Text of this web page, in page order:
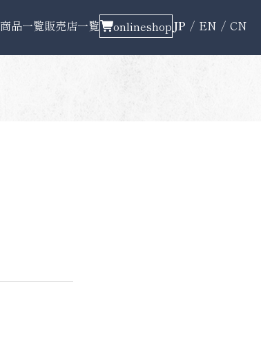
商品一覧販売店一覧 onlineshopJP EN CN